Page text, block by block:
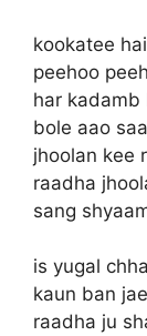
kookatee
peehoo
har kadamb
bole aao
jhoolan kee
raadha
sang
is yugal
kaun ban
raadha ju